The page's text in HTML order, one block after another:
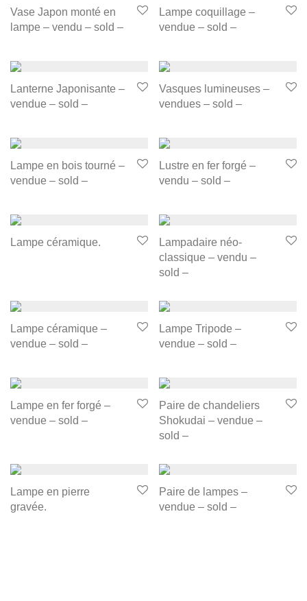
Vase Japon monté en
lampe – vendu – sold –
Lampe coquillage –
vendue – sold –
Lanterne Japonisante –
vendue – sold –
Vasques lumineuses –
vendues – sold –
Lampe en bois tourné –
vendue – sold –
Lustre en fer forgé –
vendu – sold –
Lampe céramique.
Lampadaire néo-
classique – vendu –
sold –
Lampe céramique –
vendue – sold –
Lampe Tripode –
vendue – sold –
Lampe en fer forgé –
vendue – sold –
Paire de chandeliers
Shokudai – vendue –
sold –
Lampe en pierre
gravée.
Paire de lampes –
vendue – sold –